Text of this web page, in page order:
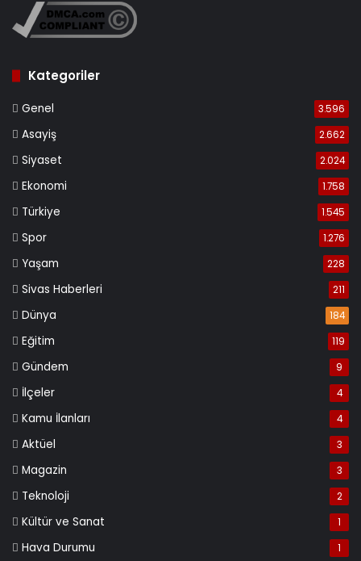
Kategoriler
Genel 3.596
Asayiş 2.662
Siyaset 2.024
Ekonomi 1.758
Türkiye 1.545
Spor 1.276
Yaşam 228
Sivas Haberleri 211
Dünya 184
Eğitim 119
Gündem 9
İlçeler 4
Kamu İlanları 4
Aktüel 3
Magazin 3
Teknoloji 2
Kültür ve Sanat 1
Hava Durumu 1